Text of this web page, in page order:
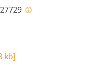
kb]